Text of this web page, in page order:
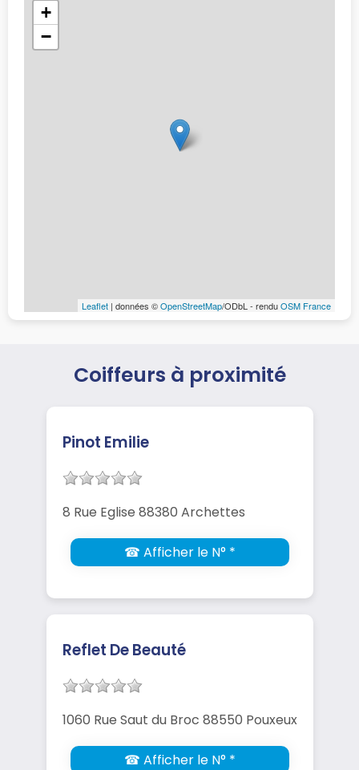
+
−
Leaflet | données ©OpenStreetMap/ODbL - renduOSM France
Coiffeurs à proximité
Pinot Emilie
8 Rue Eglise 88380 Archettes
☎ Afficher le N° *
Reflet De Beauté
1060 Rue Saut du Broc 88550 Pouxeux
☎ Afficher le N° *